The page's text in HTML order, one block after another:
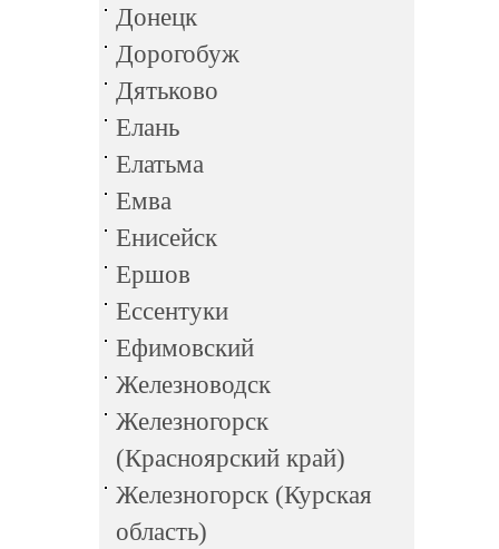
Донецк
Дорогобуж
Дятьково
Елань
Елатьма
Емва
Енисейск
Ершов
Ессентуки
Ефимовский
Железноводск
Железногорск
(Красноярский край)
Железногорск (Курская
область)